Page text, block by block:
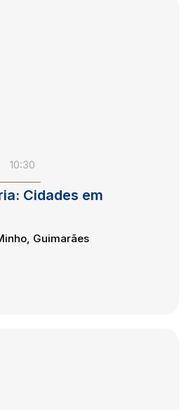
10:30
Cidades em
Guimarães